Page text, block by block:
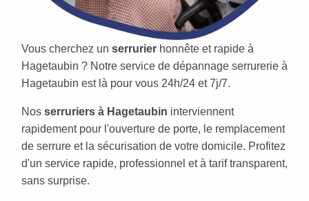
Vous cherchez un serrurier honnête et rapide à
Hagetaubin ? Notre service de dépannage serrurerie à
Hagetaubin est là pour vous 24h/24 et 7j/7.
Nos serruriers à Hagetaubin interviennent
rapidement pour l'ouverture de porte, le remplacement
de serrure et la sécurisation de votre domicile. Profitez
d'un service rapide, professionnel et à tarif transparent,
sans surprise.